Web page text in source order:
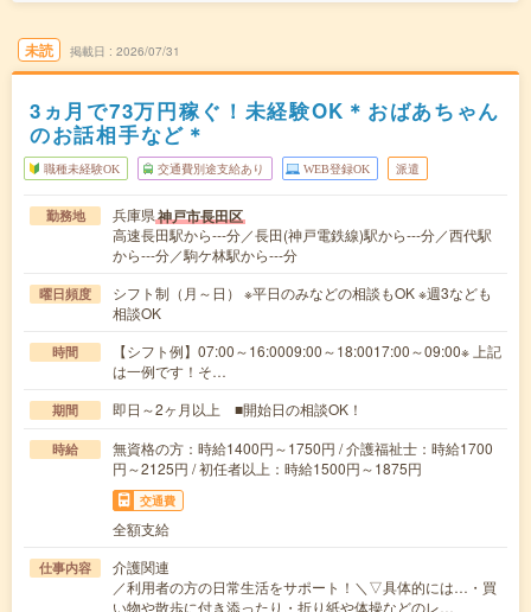
未読 掲載日 2026/07/31
3ヵ月で73万円稼ぐ！未経験OK＊おばあちゃん
のお話相手など＊
職種未経験OK 交通費別途支給あり WEB登録OK 派遣
勤務地 兵庫県神戸市長田区
高速長田駅から---分／長田(神戸電鉄線)駅から---分／西代駅
から---分／駒ケ林駅から---分
曜日頻度
シフト制（月～日） ※平日のみなどの相談もOK ※週3なども
相談OK
時間
【シフト例】07:00～16:0009:00～18:0017:00～09:00※ 上記
は一例です！そ…
期間 即日～2ヶ月以上 ■開始日の相談OK！
時給
無資格の方：時給1400円～1750円 / 介護福祉士：時給1700
円～2125円 / 初任者以上：時給1500円～1875円
交通費
全額支給
仕事内容
介護関連
／利用者の方の日常生活をサポート！＼▽具体的には…・買
い物や散歩に付き添ったり・折り紙や体操などのレ…